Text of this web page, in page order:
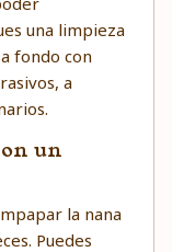
una limpieza
fondo con
a
un
la nana
Puedes